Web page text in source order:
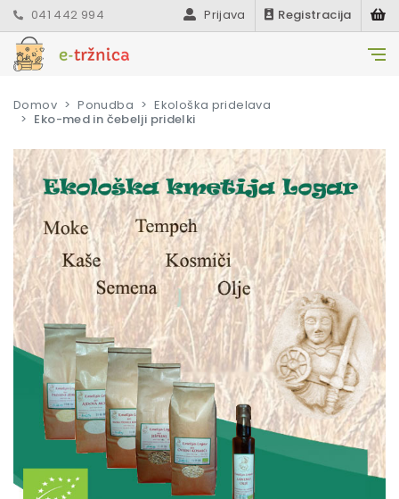
041 442 994 Prijava Registracija
Domov Ponudba
Ekološka pridelava
Eko-med in čebelji pridelki